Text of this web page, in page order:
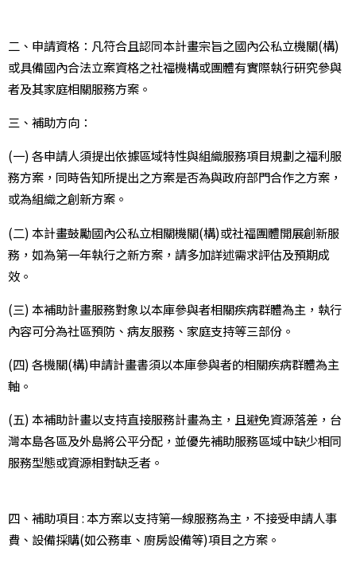
二、申請資格：凡符合且認同本計畫宗旨之國內公私立機關(構)
或具備國內合法立案資格之社福機構或團體有實際執行研究參與
者及其家庭相關服務方案。
三、補助方向：
(一) 各申請人須提出依據區域特性與組織服務項目規劃之福利服
務方案，同時告知所提出之方案是否為與政府部門合作之方案，
或為組織之創新方案。
(二) 本計畫鼓勵國內公私立相關機關(構)或社福團體開展創新服
務，如為第一年執行之新方案，請多加詳述需求評估及預期成
效。
(三) 本補助計畫服務對象以本庫參與者相關疾病群體為主，執行
內容可分為社區預防、病友服務、家庭支持等三部份。
(四) 各機關(構)申請計畫書須以本庫參與者的相關疾病群體為主
軸。
(五) 本補助計畫以支持直接服務計畫為主，且避免資源落差，台
灣本島各區及外島將公平分配，並優先補助服務區域中缺少相同
服務型態或資源相對缺乏者。
四、補助項目 : 本方案以支持第一線服務為主，不接受申請人事
費、設備採購(如公務車、廚房設備等)項目之方案。